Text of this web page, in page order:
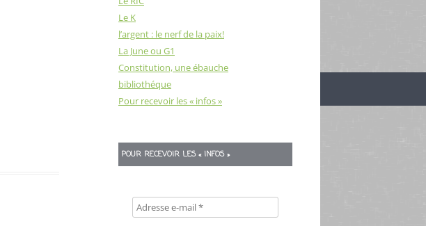
Le K
l’argent : le nerf de la paix!
La June ou G1
Constitution, une ébauche
bibliothéque
Pour recevoir les « infos »
POUR RECEVOIR LES « INFOS »